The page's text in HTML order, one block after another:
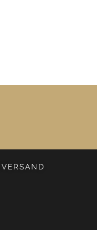
VERSAND